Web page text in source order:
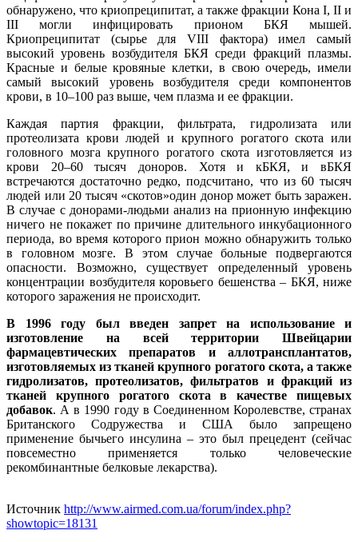
обнаружено, что криопреципитат, а также фракции Кона I, II и
III могли инфицировать прионом БКЯ мышей.
Криопреципитат (сырье для VIII фактора) имел самый
высокий уровень возбудителя БКЯ среди фракций плазмы.
Красные и белые кровяные клетки, в свою очередь, имели
самый высокий уровень возбудителя среди компонентов
крови, в 10–100 раз выше, чем плазма и ее фракции.
Каждая партия фракции, фильтрата, гидролизата или
протеолизата крови людей и крупного рогатого скота или
головного мозга крупного рогатого скота изготовляется из
крови 20–60 тысяч доноров. Хотя и кБКЯ, и вБКЯ
встречаются достаточно редко, подсчитано, что из 60 тысяч
людей или 20 тысяч «скотов»один донор может быть заражен.
В случае с донорами-людьми анализ на прионную инфекцию
ничего не покажет по причине длительного инкубационного
периода, во время которого прион можно обнаружить только
в головном мозге. В этом случае больные подвергаются
опасности. Возможно, существует определенный уровень
концентрации возбудителя коровьего бешенства – БКЯ, ниже
которого заражения не происходит.
В 1996 году был введен запрет на использование и
изготовление на всей территории Швейцарии
фармацевтических препаратов и аллотрансплантатов,
изготовляемых из тканей крупного рогатого скота, а также
гидролизатов, протеолизатов, фильтратов и фракций из
тканей крупного рогатого скота в качестве пищевых
добавок. А в 1990 году в Соединенном Королевстве, странах
Британского Содружества и США было запрещено
применение бычьего инсулина – это был прецедент (сейчас
повсеместно применяется только человеческие
рекомбинантные белковые лекарства).
Источник http://www.airmed.com.ua/forum/index.php?
showtopic=18131